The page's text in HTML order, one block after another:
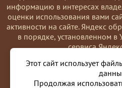
Этот сайт использует
Продолжая
информацию в интересах
оценки использования вами
активности на сайте. Яндекс
в порядке, установленном в
сервиса
Вы можете отказаться от
соответствующие настройки в
использовать